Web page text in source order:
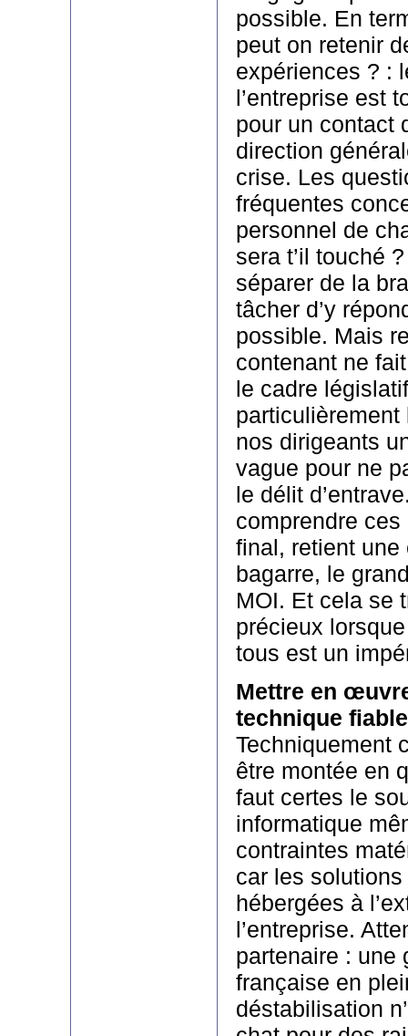
possible. En
peut on retenir
expériences ? :
l’entreprise est
pour un contact
direction
crise. Les
fréquentes
personnel de
sera t’il touché
séparer de la
tâcher d’y
possible. Mais
contenant ne
le cadre
nos dirigeants
vague pour ne
le délit
comprendre
final, retient
bagarre, le
MOI. Et cela se
précieux
tous est un
Mettre en
technique fiable
Techniquement
être montée en
faut certes le
informatique
contraintes
car les
hébergées à
l’entreprise.
partenaire : une
française en
déstabilisation